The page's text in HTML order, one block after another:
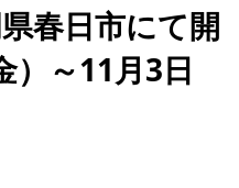
春日市にて開
）～11月3日